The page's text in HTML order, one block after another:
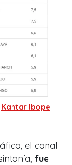
Kantar Ibope
el canal
fue